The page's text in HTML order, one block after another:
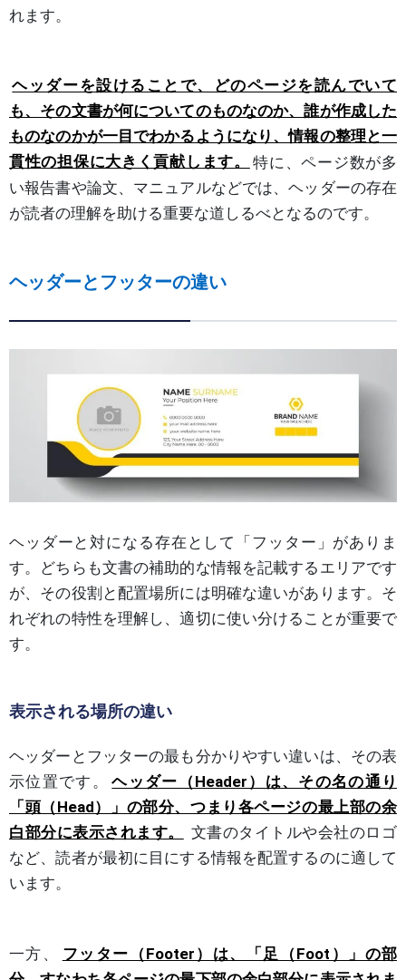
れます。
ヘッダーを設けることで、どのページを読んでいて
も、その文書が何についてのものなのか、誰が作成した
ものなのかが一目でわかるようになり、情報の整理と一
貫性の担保に大きく貢献します。
特に、ページ数が多
い報告書や論文、マニュアルなどでは、ヘッダーの存在
が読者の理解を助ける重要な道しるべとなるのです。
ヘッダーとフッターの違い
ヘッダーと対になる存在として「フッター」がありま
す。どちらも文書の補助的な情報を記載するエリアです
が、その役割と配置場所には明確な違いがあります。そ
れぞれの特性を理解し、適切に使い分けることが重要で
す。
表示される場所の違い
ヘッダーとフッターの最も分かりやすい違いは、その表
示位置です。
ヘッダー（Header）は、その名の通り
「頭（Head）」の部分、つまり各ページの最上部の余
白部分に表示されます。
文書のタイトルや会社のロゴ
など、読者が最初に目にする情報を配置するのに適して
います。
一方、
フッター（Footer）は、「足（Foot）」の部